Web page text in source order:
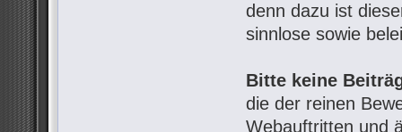
denn dazu ist
sinnlose sowie
Bitte keine
die der reinen
Webauftritten und